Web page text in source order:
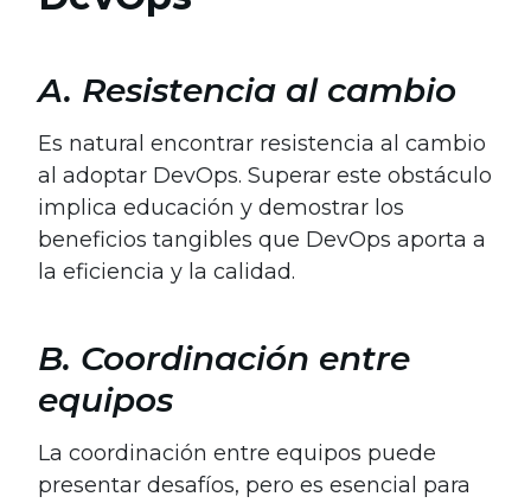
A. Resistencia al cambio
Es natural encontrar resistencia al cambio
al adoptar DevOps. Superar este obstáculo
implica educación y demostrar los
beneficios tangibles que DevOps aporta a
la eficiencia y la calidad.
B. Coordinación entre
equipos
La coordinación entre equipos puede
presentar desafíos, pero es esencial para